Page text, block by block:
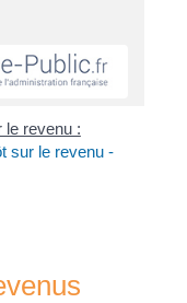
le revenu :
sur le revenu -